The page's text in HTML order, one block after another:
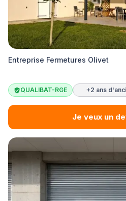
Entreprise Fermetures Olivet
QUALIBAT-RGE +2 ans
Je veux un